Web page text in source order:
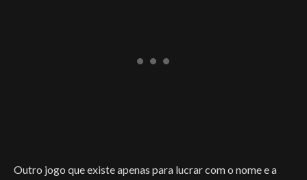
Outro jogo que existe apenas para lucrar com o nome e a